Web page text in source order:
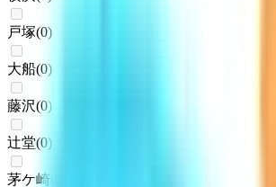
戸塚(0)
大船(0)
藤沢(0)
辻堂(0)
茅ケ崎